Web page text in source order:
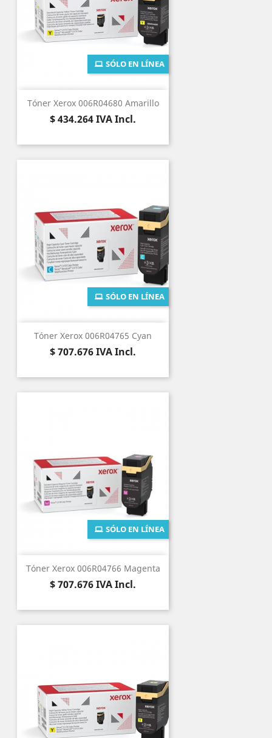
Tóner Xerox 006R04680 Amarillo
Precio
$ 434.264IVA Incl.
SÓLO EN LÍNEA
Tóner Xerox 006R04765 Cyan
Precio
$ 707.676IVA Incl.
SÓLO EN LÍNEA
Tóner Xerox 006R04766 Magenta
Precio
$ 707.676IVA Incl.
SÓLO EN LÍNEA